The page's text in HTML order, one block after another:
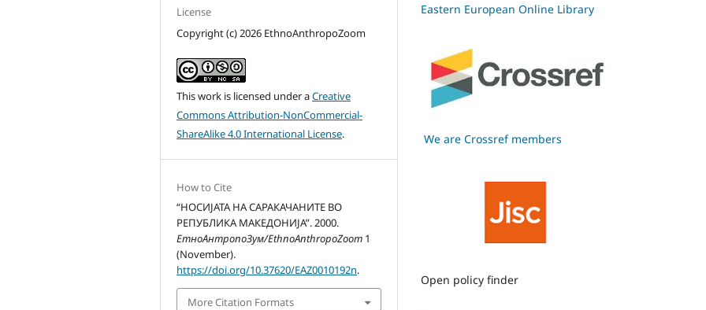
License
Copyright (c) 2026 EthnoAnthropoZoom
This work is licensed under aCreative
Commons Attribution-NonCommercial-
ShareAlike 4.0 International License.
How to Cite
“НОСИЈАТА НА САРАКАЧАНИТЕ ВО
РЕПУБЛИКА МАКЕДОНИЈА”. 2000.
ЕтноАнтропоЗум/EthnoAnthropoZoom 1
(November).
https://doi.org/10.37620/EAZ0010192n.
More Citation Formats
Eastern European Online Library
We are Crossref members
Open policy finder